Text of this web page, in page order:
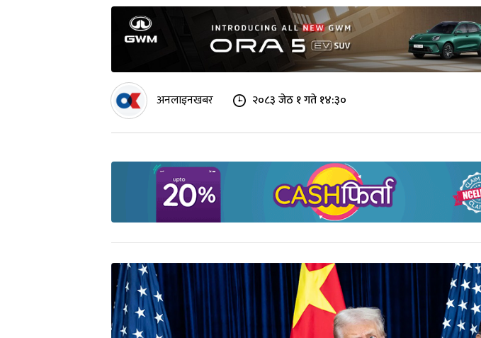
अनलाइनखबर २०८३ जेठ १ गते १४:३०